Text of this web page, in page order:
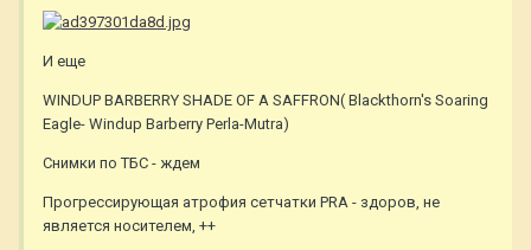
И еще
WINDUP BARBERRY SHADE OF A SAFFRON( Blackthorn's Soaring
Eagle- Windup Barberry Perla-Mutra)
Снимки по ТБС - ждем
Прогрессирующая атрофия сетчатки PRA - здоров, не
является носителем, ++